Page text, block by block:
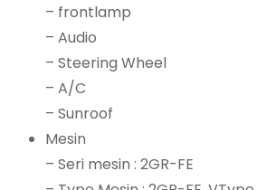
– frontlamp
– Audio
– Steering Wheel
– A/C
– Sunroof
Mesin
– Seri mesin : 2GR-FE